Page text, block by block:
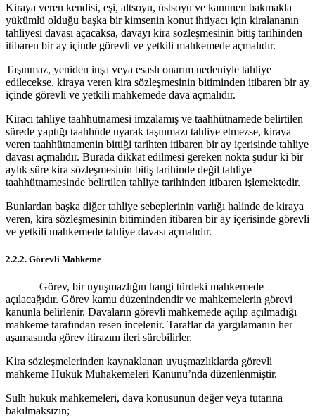
Kiraya veren kendisi, eşi, altsoyu, üstsoyu ve kanunen bakmakla
yükümlü olduğu başka bir kimsenin konut ihtiyacı için kiralananın
tahliyesi davası açacaksa, davayı kira sözleşmesinin bitiş tarihinden
itibaren bir ay içinde görevli ve yetkili mahkemede açmalıdır.
Taşınmaz, yeniden inşa veya esaslı onarım nedeniyle tahliye
edilecekse, kiraya veren kira sözleşmesinin bitiminden itibaren bir ay
içinde görevli ve yetkili mahkemede dava açmalıdır.
Kiracı tahliye taahhütnamesi imzalamış ve taahhütnamede belirtilen
sürede yaptığı taahhüde uyarak taşınmazı tahliye etmezse, kiraya
veren taahhütnamenin bittiği tarihten itibaren bir ay içerisinde tahliye
davası açmalıdır. Burada dikkat edilmesi gereken nokta şudur ki bir
aylık süre kira sözleşmesinin bitiş tarihinde değil tahliye
taahhütnamesinde belirtilen tahliye tarihinden itibaren işlemektedir.
Bunlardan başka diğer tahliye sebeplerinin varlığı halinde de kiraya
veren, kira sözleşmesinin bitiminden itibaren bir ay içerisinde görevli
ve yetkili mahkemede tahliye davası açmalıdır.
2.2.2. Görevli Mahkeme
Görev, bir uyuşmazlığın hangi türdeki mahkemede
açılacağıdır. Görev kamu düzenindendir ve mahkemelerin görevi
kanunla belirlenir. Davaların görevli mahkemede açılıp açılmadığı
mahkeme tarafından resen incelenir. Taraflar da yargılamanın her
aşamasında görev itirazını ileri sürebilirler.
Kira sözleşmelerinden kaynaklanan uyuşmazlıklarda görevli
mahkeme Hukuk Muhakemeleri Kanunu’nda düzenlenmiştir.
Sulh hukuk mahkemeleri, dava konusunun değer veya tutarına
bakılmaksızın;